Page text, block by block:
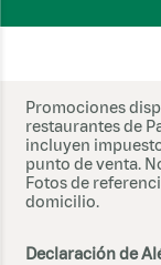
Cookies
www.sic.gov.co
Correo
Promociones
restaurantes de
incluyen
punto de venta.
Fotos de
domicilio.
Declaración de